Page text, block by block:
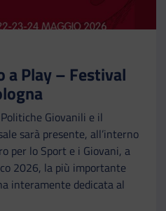
Play – Festival
Giovanili e il
sarà presente, all’interno
per lo Sport e i Giovani, a
2026, la più importante
interamente dedicata al